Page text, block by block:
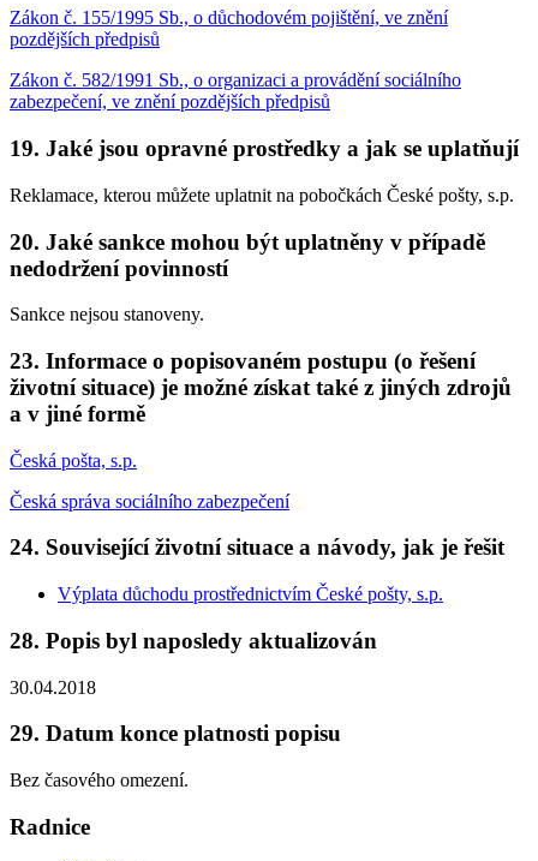
Zákon č. 155/1995 Sb., o důchodovém pojištění, ve znění
pozdějších předpisů
Zákon č. 582/1991 Sb., o organizaci a provádění sociálního
zabezpečení, ve znění pozdějších předpisů
19. Jaké jsou opravné prostředky a jak se uplatňují
Reklamace, kterou můžete uplatnit na pobočkách České pošty, s.p.
20. Jaké sankce mohou být uplatněny v případě
nedodržení povinností
Sankce nejsou stanoveny.
23. Informace o popisovaném postupu (o řešení
životní situace) je možné získat také z jiných zdrojů
a v jiné formě
Česká pošta, s.p.
Česká správa sociálního zabezpečení
24. Související životní situace a návody, jak je řešit
Výplata důchodu prostřednictvím České pošty, s.p.
28. Popis byl naposledy aktualizován
30.04.2018
29. Datum konce platnosti popisu
Bez časového omezení.
Radnice